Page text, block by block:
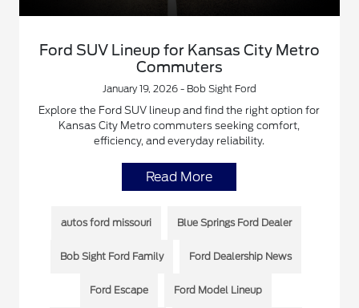
Ford SUV Lineup for Kansas City Metro
Commuters
January 19, 2026 - Bob Sight Ford
Explore the Ford SUV lineup and find the right option for
Kansas City Metro commuters seeking comfort,
efficiency, and everyday reliability.
Read More
autos ford missouri Blue Springs Ford Dealer
Bob Sight Ford Family Ford Dealership News
Ford Escape Ford Model Lineup